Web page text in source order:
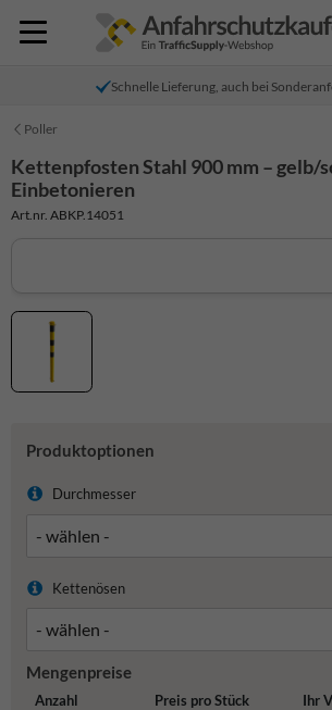
Schnelle Lieferung, auch bei
Poller
Kettenpfosten Stahl 900 mm – gelb/
Einbetonieren
Art.nr. ABKP.14051
Produktoptionen
Durchmesser
Kettenösen
Mengenpreise
Anzahl Preis pro Stück
Ihr